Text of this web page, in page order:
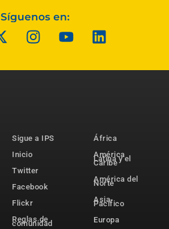
Síguenos en:
Sigue a IPS
Inicio
Twitter
Facebook
Flickr
Reglas de
comunidad
África
América
Latina y el
Caribe
América del
Norte
Asia-
Pacífico
Europa